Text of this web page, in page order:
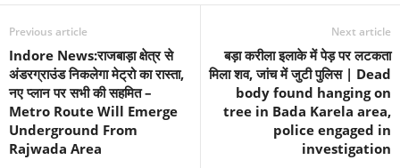
Previous article
Indore News:राजबाड़ा क्षेत्र से
अंडरग्राउंड निकलेगा मेट्रो का रास्ता,
नए प्लान पर सभी की सहमित –
Metro Route Will Emerge
Underground From
Rajwada Area
Next article
बड़ा करीला इलाके में पेड़ पर लटकता
मिला शव, जांच में जुटी पुलिस | Dead
body found hanging on
tree in Bada Karela area,
police engaged in
investigation